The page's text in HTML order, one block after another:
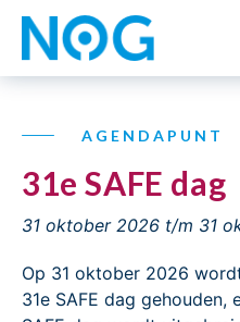
AGENDAPUNT
31e SAFE dag
31 oktober 2026 t/m 31
Op 31 oktober 2026
31e SAFE dag gehouden,